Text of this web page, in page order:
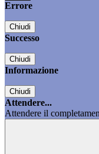
Errore
Chiudi
Successo
Chiudi
Informazione
Chiudi
Attendere...
Attendere il